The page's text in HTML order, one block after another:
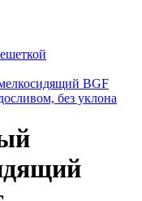
BGF
без уклона